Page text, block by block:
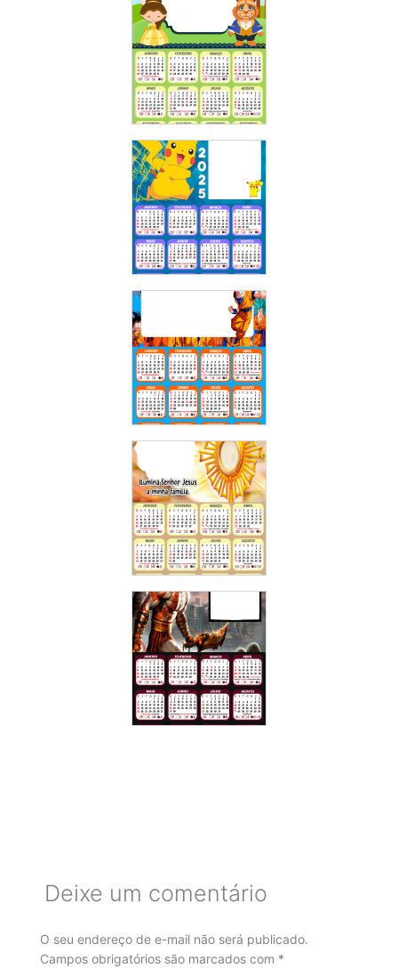
Deixe um comentário
O seu endereço de e-mail não será publicado.
Campos obrigatórios são marcados com *